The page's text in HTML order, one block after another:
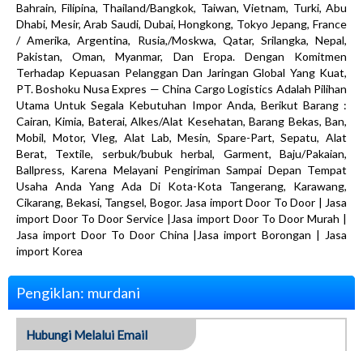
Bahrain, Filipina, Thailand/Bangkok, Taiwan, Vietnam, Turki, Abu
Dhabi, Mesir, Arab Saudi, Dubai, Hongkong, Tokyo Jepang, France
/ Amerika, Argentina, Rusia,/Moskwa, Qatar, Srilangka, Nepal,
Pakistan, Oman, Myanmar, Dan Eropa. Dengan Komitmen
Terhadap Kepuasan Pelanggan Dan Jaringan Global Yang Kuat,
PT. Boshoku Nusa Expres — China Cargo Logistics Adalah Pilihan
Utama Untuk Segala Kebutuhan Impor Anda, Berikut Barang :
Cairan, Kimia, Baterai, Alkes/Alat Kesehatan, Barang Bekas, Ban,
Mobil, Motor, Vleg, Alat Lab, Mesin, Spare-Part, Sepatu, Alat
Berat, Textile, serbuk/bubuk herbal, Garment, Baju/Pakaian,
Ballpress, Karena Melayani Pengiriman Sampai Depan Tempat
Usaha Anda Yang Ada Di Kota-Kota Tangerang, Karawang,
Cikarang, Bekasi, Tangsel, Bogor. Jasa import Door To Door | Jasa
import Door To Door Service |Jasa import Door To Door Murah |
Jasa import Door To Door China |Jasa import Borongan | Jasa
import Korea
Pengiklan: murdani
Hubungi Melalui Email